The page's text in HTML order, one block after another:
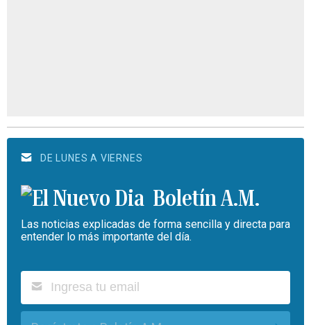
DE LUNES A VIERNES
Boletín A.M.
Las noticias explicadas de forma sencilla y directa para
entender lo más importante del día.